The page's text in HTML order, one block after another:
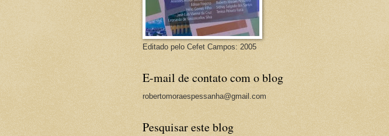
Editado pelo Cefet Campos: 2005
E-mail de contato com o blog
robertomoraespessanha@gmail.com
Pesquisar este blog